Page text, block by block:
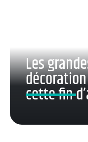
Les
cette fin